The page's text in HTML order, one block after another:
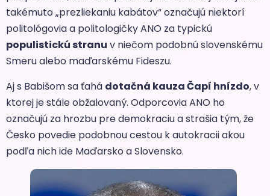
takémuto „prezliekaniu kabátov“ označujú niektorí
politológovia a politologičky ANO za typickú
populistickú stranu v niečom podobnú slovenskému
Smeru alebo maďarskému Fideszu.
Aj s Babišom sa ťahá dotačná kauza Čapí hnízdo, v
ktorej je stále obžalovaný. Odporcovia ANO ho
označujú za hrozbu pre demokraciu a strašia tým, že
Česko povedie podobnou cestou k autokracii akou
podľa nich ide Maďarsko a Slovensko.